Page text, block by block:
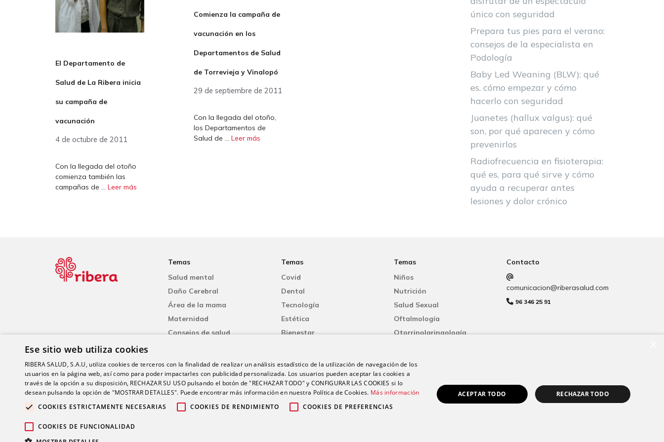
El Departamento de
Salud de La Ribera inicia
su campaña de
vacunación
4 de octubre de 2011
Con la llegada del otoño
comienza también las
campañas de … Leer más
Comienza la campaña de
vacunación en los
Departamentos de Salud
de Torrevieja y Vinalopó
29 de septiembre de 2011
Con la llegada del otoño,
los Departamentos de
Salud de … Leer más
único con seguridad
Prepara tus pies para el verano:
consejos de la especialista en
Podología
Baby Led Weaning (BLW): qué
es, cómo empezar y cómo
hacerlo con seguridad
Juanetes (hallux valgus): qué
son, por qué aparecen y cómo
prevenirlos
Radiofrecuencia en fisioterapia:
qué es, para qué sirve y cómo
ayuda a recuperar antes
lesiones y dolor crónico
Temas
Salud mental
Daño Cerebral
Área de la mama
Maternidad
Consejos de salud
Neumología
Temas
Covid
Dental
Tecnología
Estética
Bienestar
Dermatología
Temas
Niños
Nutrición
Salud Sexual
Oftalmología
Otorrinolaringología
Fisioterapia
Contacto
comunicacion@riberasalud.com
96 346 25 91
Ese sitio web utiliza cookies
RIBERA SALUD, S.A.U, utiliza cookies de terceros con la finalidad de realizar un análisis estadístico de la utilización de navegación de los
usuarios en la página web, así como para poder impactarles con publicidad personalizada. Los usuarios pueden aceptar las cookies a
través de la opción a su disposición, RECHAZAR SU USO pulsando el botón de "RECHAZAR TODO" y CONFIGURAR LAS COOKIES si lo
desean pulsando la opción de "MOSTRAR DETALLES". Puede encontrar más información en nuestra Política de Cookies. Más información
COOKIES ESTRICTAMENTE NECESARIAS
COOKIES DE RENDIMIENTO COOKIES DE PREFERENCIAS
COOKIES DE FUNCIONALIDAD
ACEPTAR TODO RECHAZAR TODO